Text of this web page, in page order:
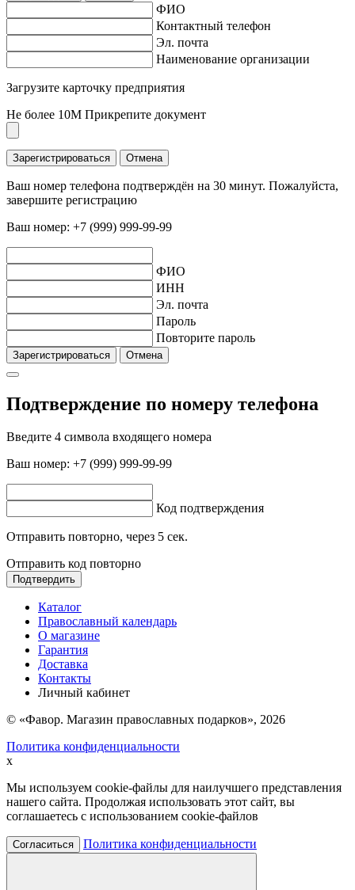
ФИО
Контактный телефон
Эл. почта
Наименование организации
Загрузите карточку предприятия
Не более 10M Прикрепите документ
Зарегистрироваться Отмена
Ваш номер телефона подтверждён на 30 минут. Пожалуйста,
завершите регистрацию
Ваш номер: +7 (999) 999-99-99
ФИО
ИНН
Эл. почта
Пароль
Повторите пароль
Зарегистрироваться Отмена
Подтверждение по номеру телефона
Введите 4 символа входящего номера
Ваш номер: +7 (999) 999-99-99
Код подтверждения
Отправить повторно, через 5 сек.
Отправить код повторно
Подтвердить
Каталог
Православный календарь
О магазине
Гарантия
Доставка
Контакты
Личный кабинет
© «Фавор. Магазин православных подарков», 2026
Политика конфиденциальности
x
Мы используем cookie-файлы для наилучшего представления
нашего сайта. Продолжая использовать этот сайт, вы
соглашаетесь с использованием cookie-файлов
Согласиться Политика конфиденциальности